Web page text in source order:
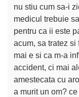
nu stiu cum sa-i
medicul trebuie
pentru ca ii este
acum, sa tratez
mai e si ca m-a
accident, ci mai
amestecata cu
a murit un om?